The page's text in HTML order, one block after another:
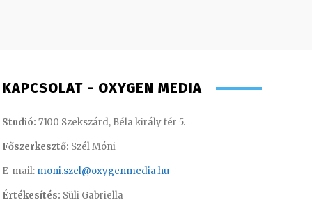
KAPCSOLAT - OXYGEN MEDIA
Studió: 7100 Szekszárd, Béla király tér 5.
Főszerkesztő: Szél Móni
E-mail: moni.szel@oxygenmedia.hu
Értékesítés: Süli Gabriella